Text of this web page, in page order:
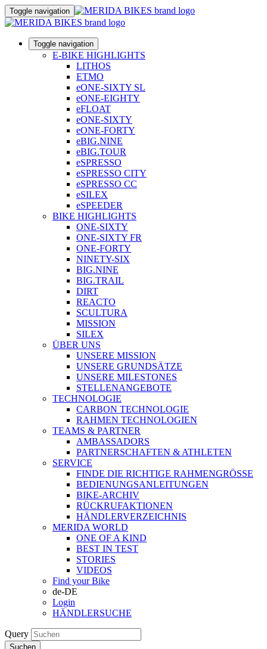
Toggle navigation
Toggle navigation
E-BIKE HIGHLIGHTS
LITHOS
ETMO
eONE-SIXTY SL
eONE-EIGHTY
eFLOAT
eONE-SIXTY
eONE-FORTY
eBIG.NINE
eBIG.TOUR
eSPRESSO
eSPRESSO CITY
eSPRESSO CC
eSILEX
eSPEEDER
BIKE HIGHLIGHTS
ONE-SIXTY
ONE-SIXTY FR
ONE-FORTY
NINETY-SIX
BIG.NINE
BIG.TRAIL
DIRT
REACTO
SCULTURA
MISSION
SILEX
ÜBER UNS
UNSERE MISSION
UNSERE GRUNDSÄTZE
UNSERE MILESTONES
STELLENANGEBOTE
TECHNOLOGIE
CARBON TECHNOLOGIE
RAHMEN TECHNOLOGIEN
TEAMS & PARTNER
AMBASSADORS
PARTNERSCHAFTEN & ATHLETEN
SERVICE
FINDE DIE RICHTIGE RAHMENGRÖSSE
BEDIENUNGSANLEITUNGEN
BIKE-ARCHIV
RÜCKRUFAKTIONEN
HÄNDLERVERZEICHNIS
MERIDA WORLD
ONE OF A KIND
BEST IN TEST
STORIES
VIDEOS
Find your Bike
de-DE
Login
HÄNDLERSUCHE
Query
Suchen